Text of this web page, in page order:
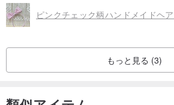
ピンクチェック柄ハンドメイドヘ
もっと見る (3)